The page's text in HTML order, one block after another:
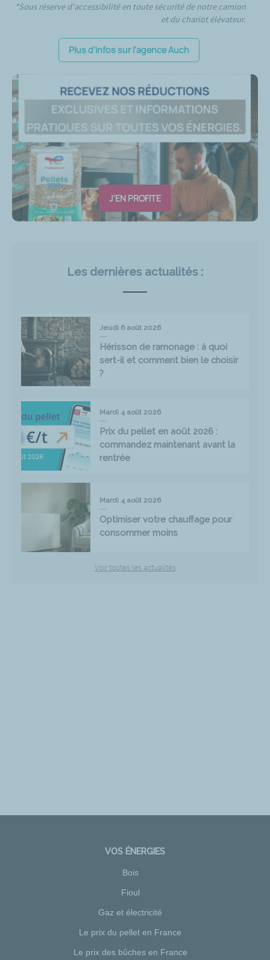
*Sous réserve d'accessibilité en toute sécurité de notre camion
et du chariot élévateur.
Plus d'infos sur l'agence Auch
J'EN PROFITE
Les dernières actualités :
Jeudi 6 août 2026
Hérisson de ramonage : à quoi
sert-il et comment bien le choisir
?
Mardi 4 août 2026
Prix du pellet en août 2026 :
commandez maintenant avant la
rentrée
Mardi 4 août 2026
Optimiser votre chauffage pour
consommer moins
Voir toutes les actualités
VOS ÉNERGIES
Bois
Fioul
Gaz et électricité
Le prix du pellet en France
Le prix des bûches en France